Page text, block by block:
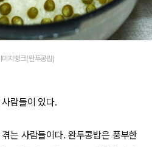
지뱅크(완두콩밥)
람들이 있다.
는 사람들이다. 완두콩밥은 풍부한